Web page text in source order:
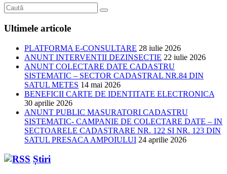
Ultimele articole
PLATFORMA E-CONSULTARE 28 iulie 2026
ANUNT INTERVENTII DEZINSECTIE 22 iulie 2026
ANUNT COLECTARE DATE CADASTRU
SISTEMATIC – SECTOR CADASTRAL NR.84 DIN
SATUL METES 14 mai 2026
BENEFICII CARTE DE IDENTITATE ELECTRONICA
30 aprilie 2026
ANUNT PUBLIC MASURATORI CADASTRU
SISTEMATIC- CAMPANIE DE COLECTARE DATE – IN
SECTOARELE CADASTRARE NR. 122 SI NR. 123 DIN
SATUL PRESACA AMPOIULUI 24 aprilie 2026
Știri